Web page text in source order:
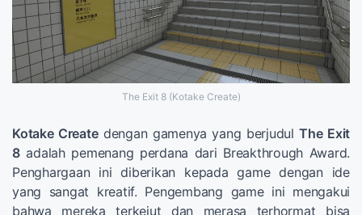
The Exit 8 (Kotake Create)
Kotake Createdengan gamenya yang berjudulThe Exit
8adalah pemenang perdana dari Breakthrough Award.
Penghargaan ini diberikan kepada game dengan ide
yang sangat kreatif. Pengembang game ini mengakui
bahwa mereka terkejut dan merasa terhormat bisa